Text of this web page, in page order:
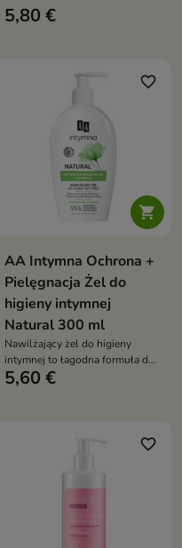
5,80 €

favorite_border
AA Intymna Ochrona +
Pielęgnacja Żel do
higieny intymnej
Natural 300 ml
Nawilżający żel do higieny
intymnej to łagodna formuła do
codziennego mycia
5,60 €
favorite_border